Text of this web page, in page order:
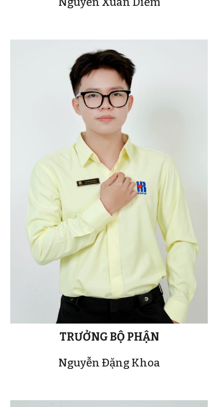
TRƯỞNGBỘ PHẬN
Nguyễn Đặng Khoa